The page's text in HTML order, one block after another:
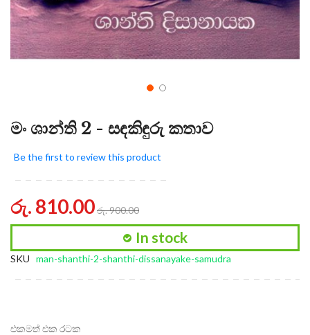
මං ශාන්ති 2 - සඳකිඳුරු කතාව
Be the first to review this product
රු. 810.00රු. 900.00
In stock
SKU man-shanthi-2-shanthi-dissanayake-samudra
එකමත් එක රටක